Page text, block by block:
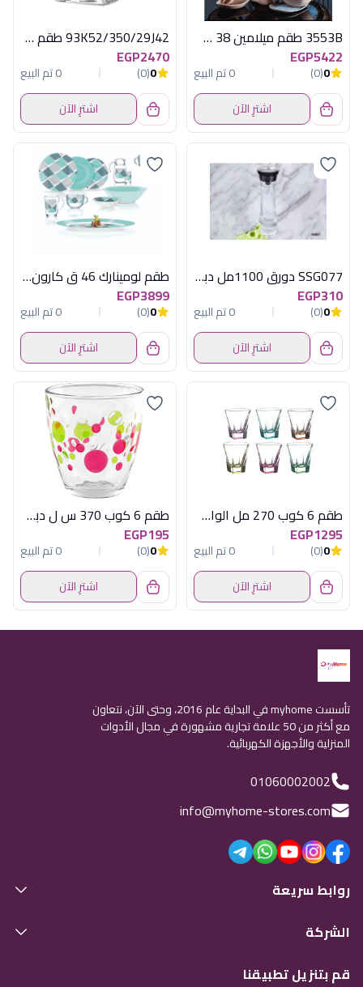
3553B طقم ميلامين 38 ق بيضاوى اكسفورد
EGP5422
0
(0)
0 تم البيع
اشترِ الآن
93K52/350/29J42 طقم 6 كوب جلاسير
EGP2470
0
(0)
0 تم البيع
اشترِ الآن
SSG077 دورق 1100مل دبل جلاس اكسفورد
EGP310
0
(0)
0 تم البيع
اشترِ الآن
طقم لومينارك 46 ق كارون اوشن اماراتى
EGP3899
0
(0)
0 تم البيع
اشترِ الآن
طقم 6 كوب 270 مل الوان فوزيون
EGP1295
0
(0)
0 تم البيع
اشترِ الآن
طقم 6 كوب 370 س ل دبل اكوا اولد فاشون
EGP195
0
(0)
0 تم البيع
اشترِ الآن
تأسست myhome في البداية عام 2016، وحتى الآن، نتعاون
مع أكثر من 50 علامة تجارية مشهورة في مجال الأدوات
المنزلية والأجهزة الكهربائية.
01060002002
info@myhome-stores.com
روابط سريعة
الشركة
قم بتنزيل تطبيقنا